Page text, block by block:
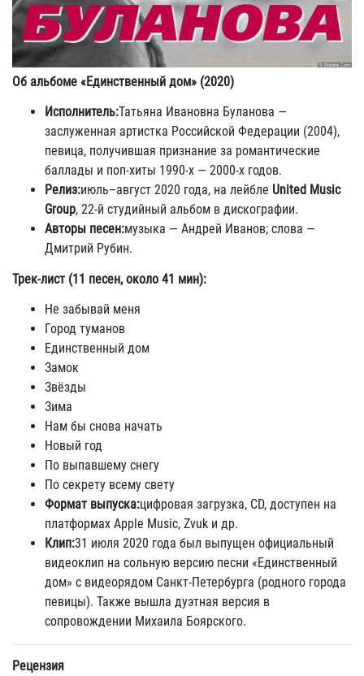
Об альбоме «Единственный дом» (2020)
Исполнитель:Татьяна Ивановна Буланова —
заслуженная артистка Российской Федерации (2004),
певица, получившая признание за романтические
баллады и поп‑хиты 1990‑х — 2000‑х годов.
Релиз:июль–август 2020 года, на лейбле United Music
Group, 22‑й студийный альбом в дискографии.
Авторы песен:музыка — Андрей Иванов; слова —
Дмитрий Рубин.
Трек-лист (11 песен, около 41 мин):
Не забывай меня
Город туманов
Единственный дом
Замок
Звёзды
Зима
Нам бы снова начать
Новый год
По выпавшему снегу
По секрету всему свету
Формат выпуска:цифровая загрузка, CD, доступен на
платформах Apple Music, Zvuk и др.
Клип:31 июля 2020 года был выпущен официальный
видеоклип на сольную версию песни «Единственный
дом» с видеорядом Санкт-Петербурга (родного города
певицы). Также вышла дуэтная версия в
сопровождении Михаила Боярского.
Рецензия